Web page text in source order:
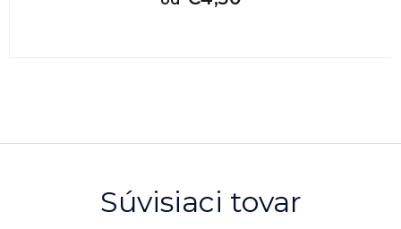
Súvisiaci tovar